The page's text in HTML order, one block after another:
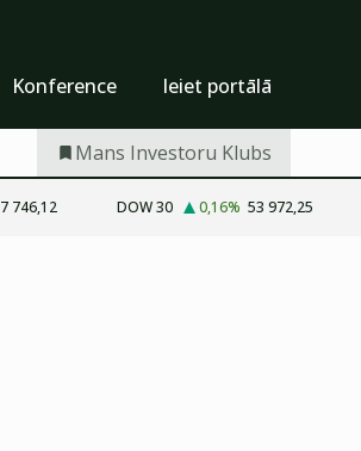
Konference Ieiet portālā
Mans Investoru Klubs
7 746,12 DOW 30 0,16% 53 972,25